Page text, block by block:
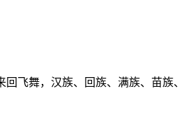
舞，汉族、回族、满族、苗族